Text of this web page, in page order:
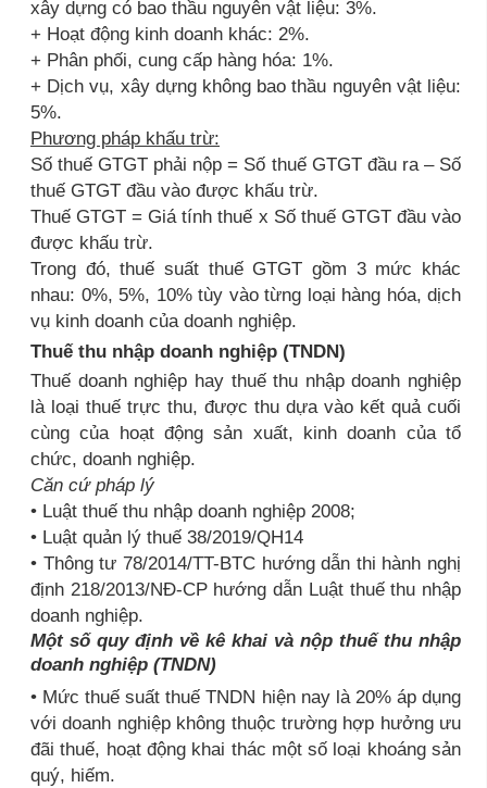
xây dựng có bao thầu nguyên vật liệu: 3%.
+ Hoạt động kinh doanh khác: 2%.
+ Phân phối, cung cấp hàng hóa: 1%.
+ Dịch vụ, xây dựng không bao thầu nguyên vật liệu:
5%.
Phương pháp khấu trừ:
Số thuế GTGT phải nộp = Số thuế GTGT đầu ra – Số
thuế GTGT đầu vào được khấu trừ.
Thuế GTGT = Giá tính thuế x Số thuế GTGT đầu vào
được khấu trừ.
Trong đó, thuế suất thuế GTGT gồm 3 mức khác
nhau: 0%, 5%, 10% tùy vào từng loại hàng hóa, dịch
vụ kinh doanh của doanh nghiệp.
Thuế thu nhập doanh nghiệp (TNDN)
Thuế doanh nghiệp hay thuế thu nhập doanh nghiệp
là loại thuế trực thu, được thu dựa vào kết quả cuối
cùng của hoạt động sản xuất, kinh doanh của tổ
chức, doanh nghiệp.
Căn cứ pháp lý
• Luật thuế thu nhập doanh nghiệp 2008;
• Luật quản lý thuế 38/2019/QH14
• Thông tư 78/2014/TT-BTC hướng dẫn thi hành nghị
định 218/2013/NĐ-CP hướng dẫn Luật thuế thu nhập
doanh nghiệp.
Một số quy định về kê khai và nộp thuế thu nhập
doanh nghiệp (TNDN)
• Mức thuế suất thuế TNDN hiện nay là 20% áp dụng
với doanh nghiệp không thuộc trường hợp hưởng ưu
đãi thuế, hoạt động khai thác một số loại khoáng sản
quý, hiếm.